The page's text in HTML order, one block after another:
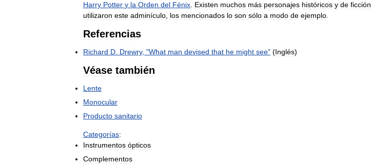
Harry Potter y la Orden del Fénix Existen muchos más personajes históricos y de ficción
utilizaron este adminículo los mencionados lo son sólo a modo de ejemplo
Referencias
Richard D Drewry, "What man devised that he might see" (Inglés)
Véase también
Lente
Monocular
Producto sanitario
Categorías:
Instrumentos ópticos
Complementos